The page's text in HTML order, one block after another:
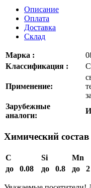
Описание
Оплата
Доставка
Склад
Марка :
Классификация :
Применение:
Зарубежные
аналоги:
Химический состав
C Si Mn
до 0.08
до 0.8 до 2